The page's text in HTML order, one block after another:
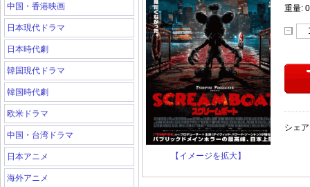
中国・香港映画
日本現代ドラマ
日本時代劇
韓国現代ドラマ
韓国時代劇
欧米ドラマ
中国・台湾ドラマ
日本アニメ
海外アニメ
【イメージを拡大】
重量:
シェ